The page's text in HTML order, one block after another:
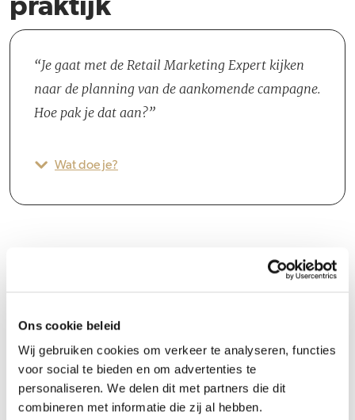
Ons cookie beleid
Wij gebruiken cookies om verkeer te analyseren, functies
voor social te bieden en om advertenties te
personaliseren. We delen dit met partners die dit
combineren met informatie die zij al hebben.
praktijk
Je gaat met de Retail Marketing Expert kijken
naar de planning van de aankomende campagne.
Hoe pak je dat aan?
Wat doe je?
Groeipad
Nespresso biedt een groeipad dat op maat is gemaakt voor jouw
kwaliteiten. Er is ruimte voor persoonlijke ontwikkeling door
projecten in de organisatie op te pakken, te investeren in je eigen
team of door zelf initiatieven op te zetten en te implementeren.